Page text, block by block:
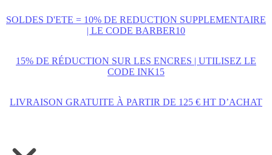
SOLDES D'ETE = 10% DE REDUCTION SUPPLEMENTAIRE
| LE CODE BARBER10
15% DE RÉDUCTION SUR LES ENCRES | UTILISEZ LE
CODE INK15
LIVRAISON GRATUITE À PARTIR DE 125 € HT D’ACHAT